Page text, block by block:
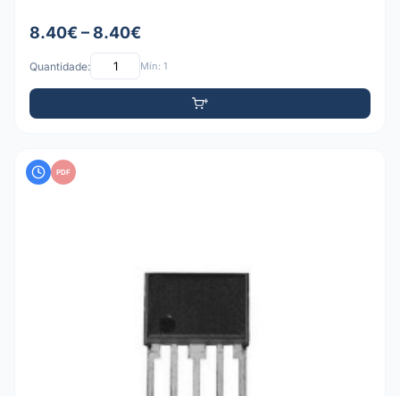
8.40€ – 8.40€
Quantidade: Mín: 1
PDF